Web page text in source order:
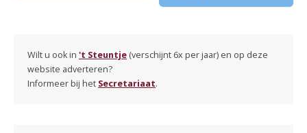
Wilt u ook in 't Steuntje (verschijnt 6x per jaar) en op deze
website adverteren?
Informeer bij het Secretariaat.